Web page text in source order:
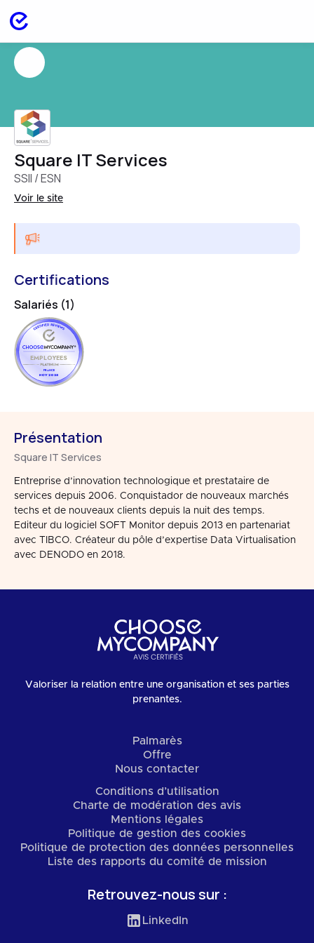
Square IT Services
SSII / ESN
Voir le site
Certifications
Salariés (1)
EMPLOYEES
FRANCE
NOV 2025
Présentation
Square IT Services
Entreprise d’innovation technologique et prestataire de
services depuis 2006. Conquistador de nouveaux marchés
techs et de nouveaux clients depuis la nuit des temps.
Editeur du logiciel SOFT Monitor depuis 2013 en partenariat
avec TIBCO. Créateur du pôle d’expertise Data Virtualisation
avec DENODO en 2018.
Valoriser la relation entre une organisation et ses parties
prenantes.
Palmarès
Offre
Nous contacter
Conditions d’utilisation
Charte de modération des avis
Mentions légales
Politique de gestion des cookies
Politique de protection des données personnelles
Liste des rapports du comité de mission
Retrouvez-nous sur :
LinkedIn